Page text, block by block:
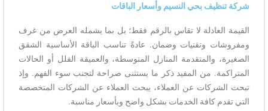
بحي النسيم وأسعار الباقات
لا تقاس بالرقم فقط؛ بل بما يشمله العرض من غرف
وتقنيات وضمان. عادةً تناسب الباقة الأساسية الشقق
المنازل المتوسطة، والعميقة الفلل أو الحالات
من المفيد ذكر ما يستثنى صراحة لتجنب سوء الفهم. وإذ
عن العملاء، يبحث العملاء عن الشركات المتخصصة
كافة الخدمات بشكل واضح وبأسعار مناسبة.